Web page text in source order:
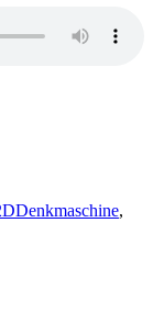
DDenkmaschine,